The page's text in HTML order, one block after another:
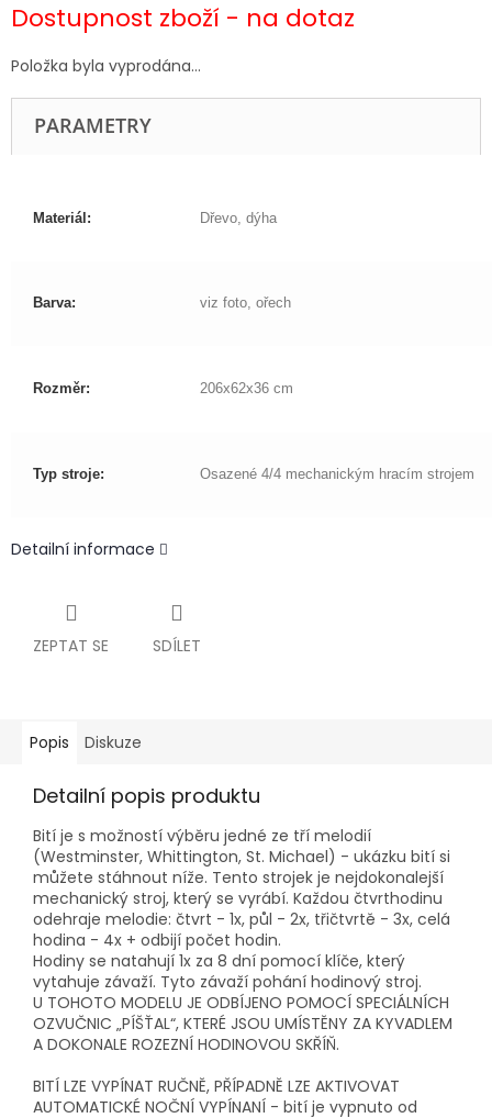
cena:
Dostupnost zboží - na dotaz
Položka byla vyprodána…
PARAMETRY
Materiál: Dřevo, dýha
Barva: viz foto, ořech
Rozměr: 206x62x36 cm
Typ stroje: Osazené 4/4 mechanickým hracím strojem
Detailní informace
ZEPTAT SE SDÍLET
Popis Diskuze
Detailní popis produktu
Bití je s možností výběru jedné ze tří melodií
(Westminster, Whittington, St. Michael) - ukázku bití si
můžete stáhnout níže. Tento strojek je nejdokonalejší
mechanický stroj, který se vyrábí. Každou čtvrthodinu
odehraje melodie: čtvrt - 1x, půl - 2x, třičtvrtě - 3x, celá
hodina - 4x + odbijí počet hodin.
Hodiny se natahují 1x za 8 dní pomocí klíče, který
vytahuje závaží. Tyto závaží pohání hodinový stroj.
U TOHOTO MODELU JE ODBÍJENO POMOCÍ SPECIÁLNÍCH
OZVUČNIC „PÍŠŤAL“, KTERÉ JSOU UMÍSTĚNY ZA KYVADLEM
A DOKONALE ROZEZNÍ HODINOVOU SKŘÍŇ.
BITÍ LZE VYPÍNAT RUČNĚ, PŘÍPADNĚ LZE AKTIVOVAT
AUTOMATICKÉ NOČNÍ VYPÍNANÍ - bití je vypnuto od